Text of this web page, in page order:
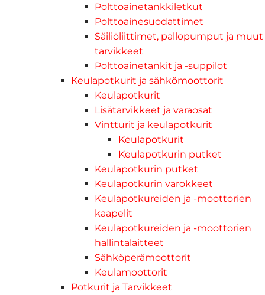
Polttoainetankkiletkut
Polttoainesuodattimet
Säiliöliittimet, pallopumput ja muut
tarvikkeet
Polttoainetankit ja -suppilot
Keulapotkurit ja sähkömoottorit
Keulapotkurit
Lisätarvikkeet ja varaosat
Vintturit ja keulapotkurit
Keulapotkurit
Keulapotkurin putket
Keulapotkurin putket
Keulapotkurin varokkeet
Keulapotkureiden ja -moottorien
kaapelit
Keulapotkureiden ja -moottorien
hallintalaitteet
Sähköperämoottorit
Keulamoottorit
Potkurit ja Tarvikkeet